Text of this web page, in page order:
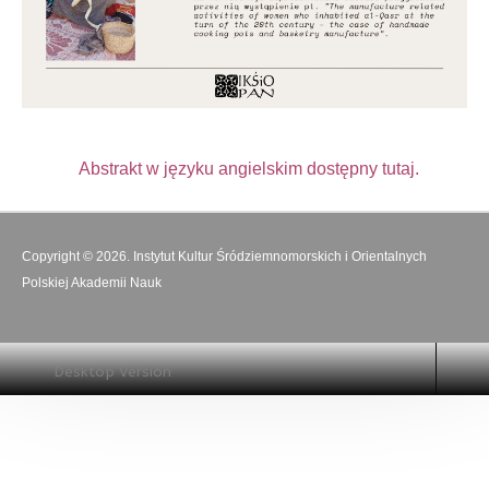
Abstrakt w języku angielskim dostępny tutaj.
Copyright © 2026. Instytut Kultur Śródziemnomorskich i Orientalnych
Polskiej Akademii Nauk
Desktop Version